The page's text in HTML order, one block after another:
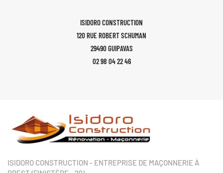
ISIDORO CONSTRUCTION
120 RUE ROBERT SCHUMAN
29490 GUIPAVAS
02 98 04 22 46
ISIDORO CONSTRUCTION - ENTREPRISE DE MAÇONNERIE À